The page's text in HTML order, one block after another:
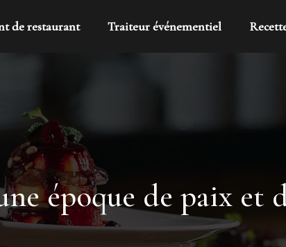
de restaurant Traiteur événementiel
époque de paix et